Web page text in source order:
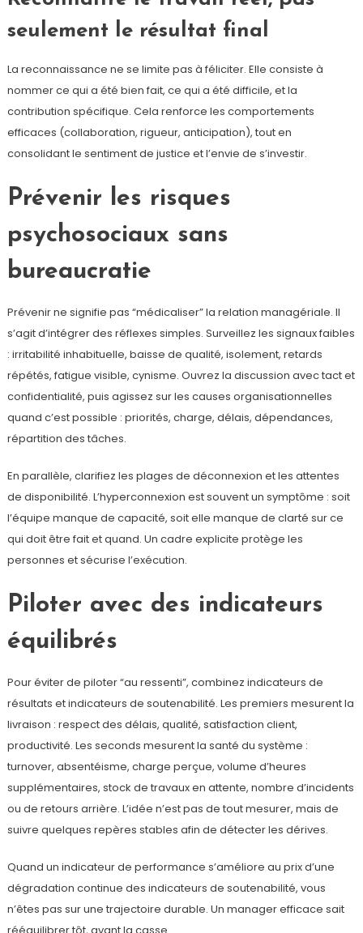
seulement le résultat final
La reconnaissance ne se limite pas à féliciter. Elle consiste à
nommer ce qui a été bien fait, ce qui a été difficile, et la
contribution spécifique. Cela renforce les comportements
efficaces (collaboration, rigueur, anticipation), tout en
consolidant le sentiment de justice et l’envie de s’investir.
Prévenir les risques
psychosociaux sans
bureaucratie
Prévenir ne signifie pas “médicaliser” la relation managériale. Il
s’agit d’intégrer des réflexes simples. Surveillez les signaux faibles
: irritabilité inhabituelle, baisse de qualité, isolement, retards
répétés, fatigue visible, cynisme. Ouvrez la discussion avec tact et
confidentialité, puis agissez sur les causes organisationnelles
quand c’est possible : priorités, charge, délais, dépendances,
répartition des tâches.
En parallèle, clarifiez les plages de déconnexion et les attentes
de disponibilité. L’hyperconnexion est souvent un symptôme : soit
l’équipe manque de capacité, soit elle manque de clarté sur ce
qui doit être fait et quand. Un cadre explicite protège les
personnes et sécurise l’exécution.
Piloter avec des indicateurs
équilibrés
Pour éviter de piloter “au ressenti”, combinez indicateurs de
résultats et indicateurs de soutenabilité. Les premiers mesurent la
livraison : respect des délais, qualité, satisfaction client,
productivité. Les seconds mesurent la santé du système :
turnover, absentéisme, charge perçue, volume d’heures
supplémentaires, stock de travaux en attente, nombre d’incidents
ou de retours arrière. L’idée n’est pas de tout mesurer, mais de
suivre quelques repères stables afin de détecter les dérives.
Quand un indicateur de performance s’améliore au prix d’une
dégradation continue des indicateurs de soutenabilité, vous
n’êtes pas sur une trajectoire durable. Un manager efficace sait
rééquilibrer tôt, avant la casse.